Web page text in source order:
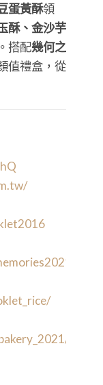
蛋黃酥領
酥、金沙芋
搭配幾何之
值禮盒，從